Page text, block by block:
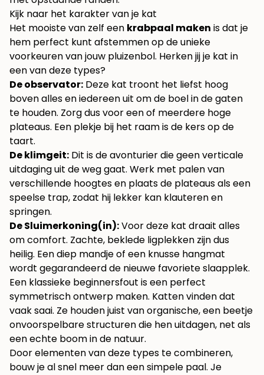
Kijk naar het karakter van je kat
Het mooiste van zelf een krabpaal maken is dat je
hem perfect kunt afstemmen op de unieke
voorkeuren van jouw pluizenbol. Herken jij je kat in
een van deze types?
De observator: Deze kat troont het liefst hoog
boven alles en iedereen uit om de boel in de gaten
te houden. Zorg dus voor een of meerdere hoge
plateaus. Een plekje bij het raam is de kers op de
taart.
De klimgeit: Dit is de avonturier die geen verticale
uitdaging uit de weg gaat. Werk met palen van
verschillende hoogtes en plaats de plateaus als een
speelse trap, zodat hij lekker kan klauteren en
springen.
De Sluimerkoning(in):Voor deze kat draait alles
om comfort. Zachte, beklede ligplekken zijn dus
heilig. Een diep mandje of een knusse hangmat
wordt gegarandeerd de nieuwe favoriete slaapplek.
Een klassieke beginnersfout is een perfect
symmetrisch ontwerp maken. Katten vinden dat
vaak saai. Ze houden juist van organische, een beetje
onvoorspelbare structuren die hen uitdagen, net als
een echte boom in de natuur.
Door elementen van deze types te combineren,
bouw je al snel meer dan een simpele paal. Je